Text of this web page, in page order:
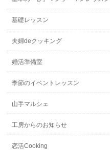
基礎レッスン
夫婦deクッキング
婚活準備室
季節のイベントレッスン
山手マルシェ
工房からのお知らせ
恋活Cooking